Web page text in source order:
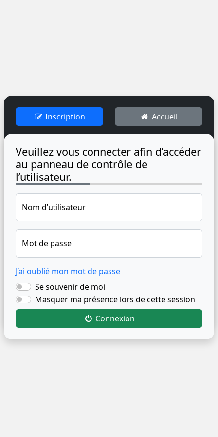
Inscription Accueil
Veuillez vous connecter afin d’accéder
au panneau de contrôle de
l’utilisateur.
Nom d’utilisateur
Mot de passe
J’ai oublié mon mot de passe
Se souvenir de moi
Masquer ma présence lors de cette session
Connexion